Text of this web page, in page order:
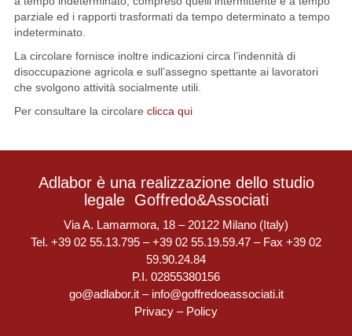
parziale ed i rapporti trasformati da tempo determinato a tempo
indeterminato.
La circolare fornisce inoltre indicazioni circa l’indennità di
disoccupazione agricola e sull’assegno spettante ai lavoratori
che svolgono attività socialmente utili.
Per consultare la circolare clicca qui
Adlabor è una realizzazione dello studio
legale Goffredo&Associati
Via A. Lamarmora, 18 – 20122 Milano (Italy)
Tel. +39 02 55.13.795 – +39 02 55.19.59.47 – Fax +39 02
59.90.24.84
P.I. 02855380156
go@adlabor.it– info@goffredoeassociati.it
Privacy – Policy